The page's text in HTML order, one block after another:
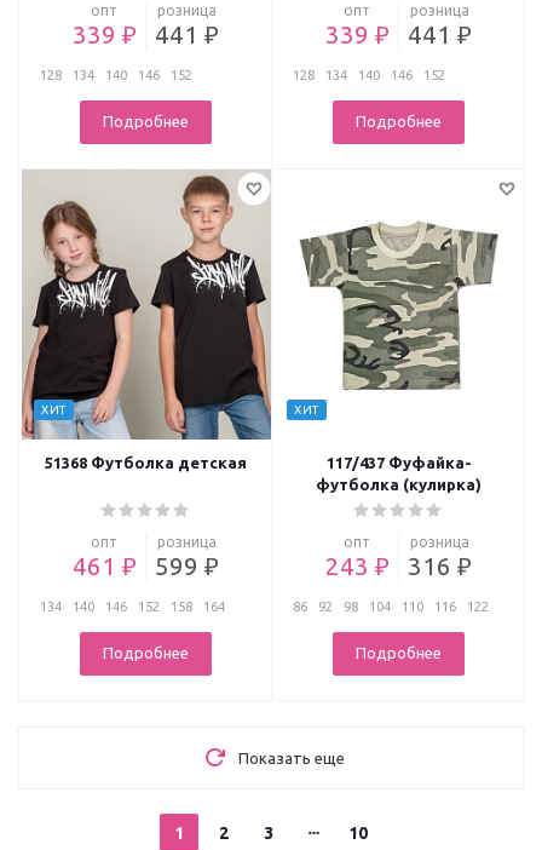
опт
339 ₽
розница
441 ₽
128 134 140 146 152
Подробнее
опт
339 ₽
розница
441 ₽
128 134 140 146 152
Подробнее
ХИТ
51368 Футболка детская
опт
461 ₽
розница
599 ₽
134 140 146 152 158 164
Подробнее
ХИТ
117/437 Фуфайка-
футболка (кулирка)
опт
243 ₽
розница
316 ₽
86 92 98 104 110 116
122
Подробнее
Показать еще
1 2 3 10